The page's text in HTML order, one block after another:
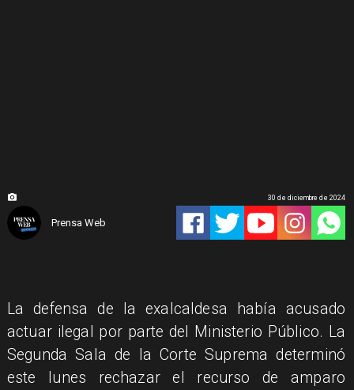
Prensa Web
30 de diciembre de 2024
La defensa de la exalcaldesa había acusado
actuar ilegal por parte del Ministerio Público. La
Segunda Sala de la Corte Suprema determinó
este lunes rechazar el recurso de amparo